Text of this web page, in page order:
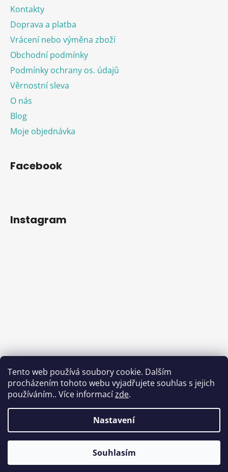
Tento web používá soubory cookie. Dalším
procházením tohoto webu vyjadřujete souhlas s jejich
používáním.. Více informacízde.
Nastavení
Souhlasím
Kontakty
Doprava a platba
Vrácení nebo výměna zboží
Obchodní podmínky
Podmínky ochrany os. údajů
Věrnostní sleva
O nás
Blog
Moje objednávka
Facebook
Instagram
Vytvořil Shoptet
Babycar s.r.o.
vyhrazena.